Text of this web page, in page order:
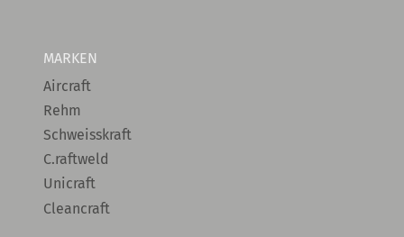
MARKEN
Aircraft
Rehm
Schweisskraft
C.raftweld
Unicraft
Cleancraft